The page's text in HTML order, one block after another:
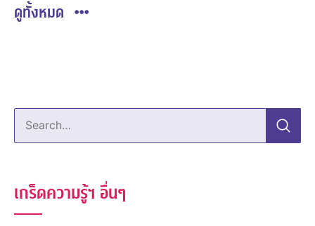
ดูทั้งหมด
Search…
เกร็ดความรู้ฯ อื่นๆ